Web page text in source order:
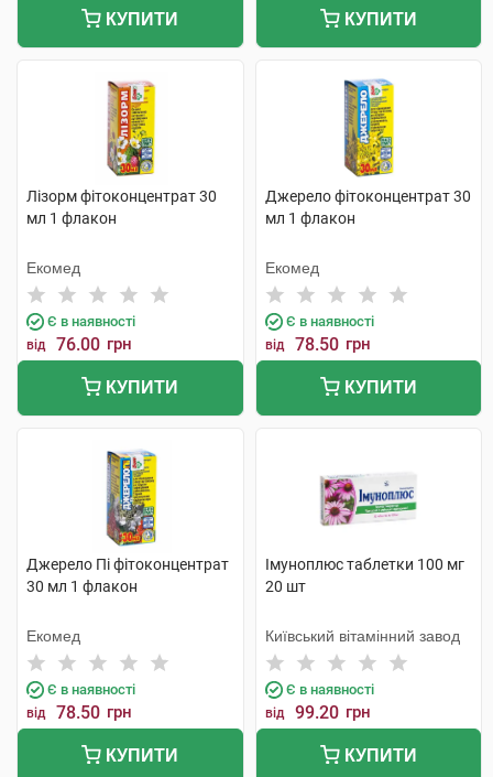
КУПИТИ КУПИТИ
Лізорм фітоконцентрат 30
мл 1 флакон
Екомед
Є в наявності
від 76.00 грн
КУПИТИ
Джерело фітоконцентрат 30
мл 1 флакон
Екомед
Є в наявності
від 78.50 грн
КУПИТИ
Джерело Пі фітоконцентрат
30 мл 1 флакон
Екомед
Є в наявності
від 78.50 грн
КУПИТИ
Імуноплюс таблетки 100 мг
20 шт
Київський вітамінний завод
Є в наявності
від 99.20 грн
КУПИТИ